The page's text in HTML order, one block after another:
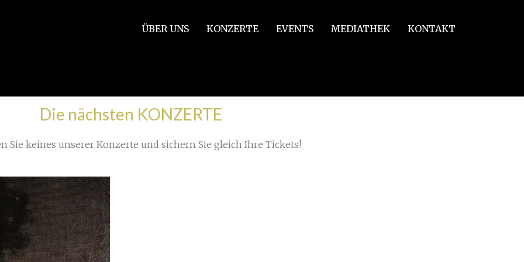
ÜBER UNS KONZERTE EVENTS MEDIATHEK KONTAKT
unserer Konzertreise
Die nächsten KONZERTE
Sie keines unserer Konzerte und sichern Sie gleich Ihre Tickets!